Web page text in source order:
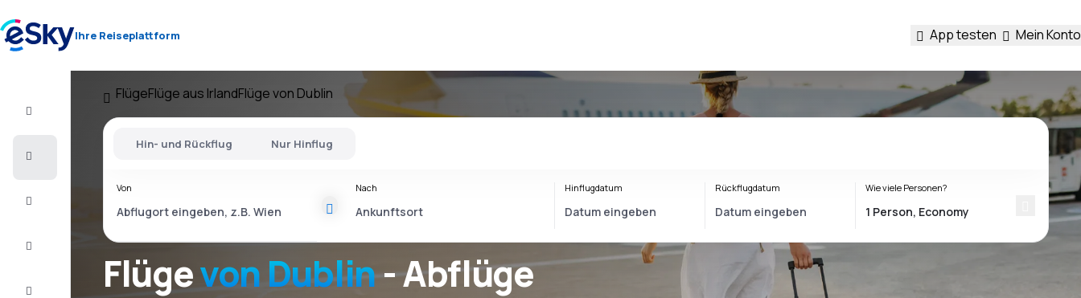
Ihre Reiseplattform App testen Mein Konto
FlügeFlüge aus IrlandFlüge von Dublin
Flügevon Dublin- Abflüge
Hin- und Rückflug Nur Hinflug
Von Nach Hinflugdatum Rückflugdatum Wie viele Personen?